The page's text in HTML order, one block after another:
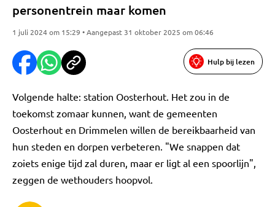
personentrein maar komen
1 juli 2024 om 15:29 • Aangepast 31 oktober 2025 om 06:46
Hulp bij lezen
Volgende halte: station Oosterhout. Het zou in de
toekomst zomaar kunnen, want de gemeenten
Oosterhout en Drimmelen willen de bereikbaarheid van
hun steden en dorpen verbeteren. "We snappen dat
zoiets enige tijd zal duren, maar er ligt al een spoorlijn",
zeggen de wethouders hoopvol.